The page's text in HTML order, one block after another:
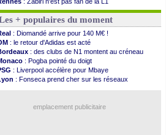
: une offre de Fulham pour Aït Boudlal
: Thomasson et Cresswell réconciliés
: Nzonzi avait des pistes en L1
: Mangala sur le départ
: Arsenal s'incline face au Real Betis
: lourde défaite pour le PSG
City : Maresca flou pour Reijnders
: Fenerbahçe prend une belle option
Diriyah: Mbemba arrive libre (officiel)
: le joli but de Greenwood avec le Fener !
+ populaires du moment
: Diomandé arrive pour 140 M€ !
: le retour d'Adidas est acté
: des clubs de N1 montent au créneau
: Pogba pointé du doigt
: Liverpool accélère pour Mbaye
: Fonseca prend cher sur les réseaux
emplacement publicitaire